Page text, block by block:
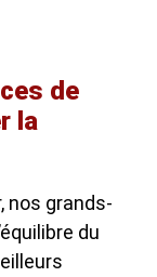
de
la
nos grands-
du